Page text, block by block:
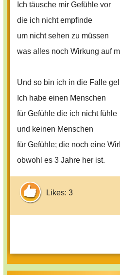
Ich täusche mir Gefühle vor
die ich nicht empfinde
um nicht sehen zu müssen
was alles noch Wirkung auf
Und so bin ich in die Falle
Ich habe einen Menschen
für Gefühle die ich nicht fühle
und keinen Menschen
für Gefühle; die noch eine
obwohl es 3 Jahre her ist.
Likes: 3